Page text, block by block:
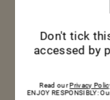
Don't tick
accessed by
Read ourPrivacy
ENJOY RESPONSIBLY: